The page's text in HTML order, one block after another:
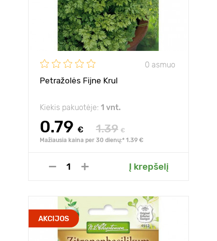
0 asmuo
Petražolės Fijne Krul
Kiekis pakuotėje: 1 vnt.
0.79 € 1.39 €
Mažiausia kaina per 30 dienų:* 1.39 €
Į krepšelį
AKCIJOS